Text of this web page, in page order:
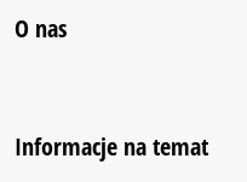
O nas
Informacje na temat